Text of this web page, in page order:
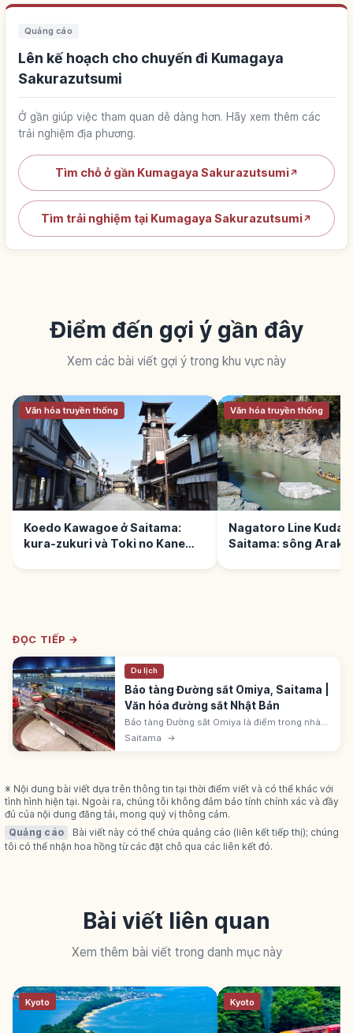
Quảng cáo
Lên kế hoạch cho chuyến đi Kumagaya
Sakurazutsumi
Ở gần giúp việc tham quan dễ dàng hơn. Hãy xem thêm các
trải nghiệm địa phương.
Tìm chỗ ở gần Kumagaya Sakurazutsumi↗
Tìm trải nghiệm tại Kumagaya Sakurazutsumi↗
Điểm đến gợi ý gần đây
Xem các bài viết gợi ý trong khu vực này
Văn hóa truyền thống
Koedo Kawagoe ở Saitama:
kura-zukuri và Toki no Kane
Văn hóa truyền thống
Nagatoro Line Kudari
Saitama: sông
ĐỌC TIẾP →
Du lịch
Bảo tàng Đường sắt Omiya, Saitama |
Văn hóa đường sắt Nhật Bản
Bảo tàng Đường sắt Omiya là điểm trong nhà
với toa tàu thật, mô hình và trưng bày lịch sử.
Saitama →
※ Nội dung bài viết dựa trên thông tin tại thời điểm viết và có thể khác với
tình hình hiện tại. Ngoài ra, chúng tôi không đảm bảo tính chính xác và đầy
đủ của nội dung đăng tải, mong quý vị thông cảm.
Quảng cáo
Bài viết này có thể chứa quảng cáo (liên kết tiếp thị); chúng
tôi có thể nhận hoa hồng từ các đặt chỗ qua các liên kết đó.
Bài viết liên quan
Xem thêm bài viết trong danh mục này
Kyoto Kyoto